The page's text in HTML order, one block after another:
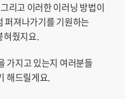
리고 이러한 이러닝 방법이
퍼져나가기를 기원하는
혀줬지요.
가지고 있는지 여러분들
해드릴게요.